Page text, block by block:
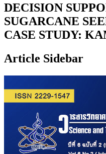
DECISION
SUGARCANE
CASE STUDY:
Article Sidebar